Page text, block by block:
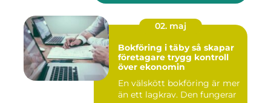
02. maj
Bokföring i täby så skapar
företagare trygg kontroll
över ekonomin
En välskött bokföring är mer
än ett lagkrav. Den fungerar